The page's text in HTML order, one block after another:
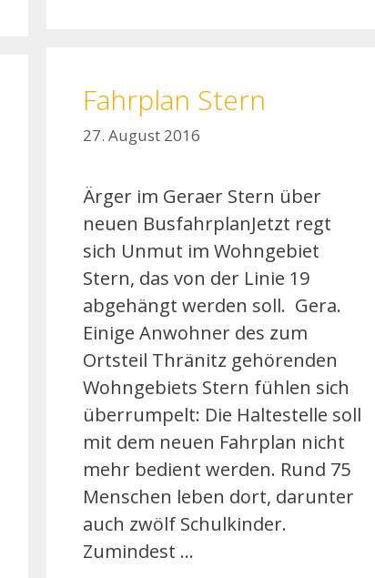
Fahrplan Stern
27. August 2016
Ärger im Geraer Stern über
neuen BusfahrplanJetzt regt
sich Unmut im Wohngebiet
Stern, das von der Linie 19
abgehängt werden soll. Gera.
Einige Anwohner des zum
Ortsteil Thränitz gehörenden
Wohngebiets Stern fühlen sich
überrumpelt: Die Haltestelle soll
mit dem neuen Fahrplan nicht
mehr bedient werden. Rund 75
Menschen leben dort, darunter
auch zwölf Schulkinder.
Zumindest …